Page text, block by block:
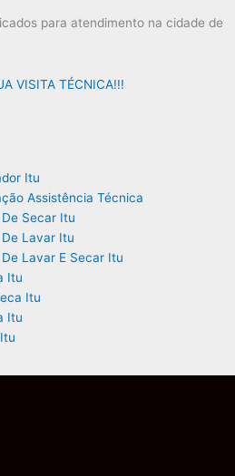
para atendimento na cidade de
VISITA TÉCNICA!!!
Itu
Assistência Técnica
Secar Itu
Lavar Itu
Lavar E Secar Itu
Itu
Itu
Itu